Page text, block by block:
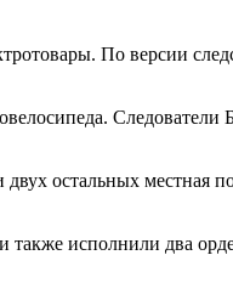
По версии
остальных местная
исполнили два